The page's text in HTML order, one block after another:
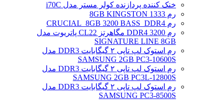
خنک کننده پردازنده کولر مستر مدل i70C
رم 1333 8GB KINGSTON
رم CRUCIAL_8GB 3200 BASS_DDR4
رم DDR4 3200 مگاهرتز CL22 پاتریوت مدل
SIGNATURE LINE 8GB
رم استوک لپ تاپی ۲ گیگابایت DDR3 مدل
SAMSUNG 2GB PC3-10600S
رم استوک لپ تاپی ۲ گیگابایت DDR3 مدل
SAMSUNG 2GB PC3L-12800S
رم استوک لپ تاپی ۲ گیگابایت DDR3 مدل
SAMSUNG PC3-8500S